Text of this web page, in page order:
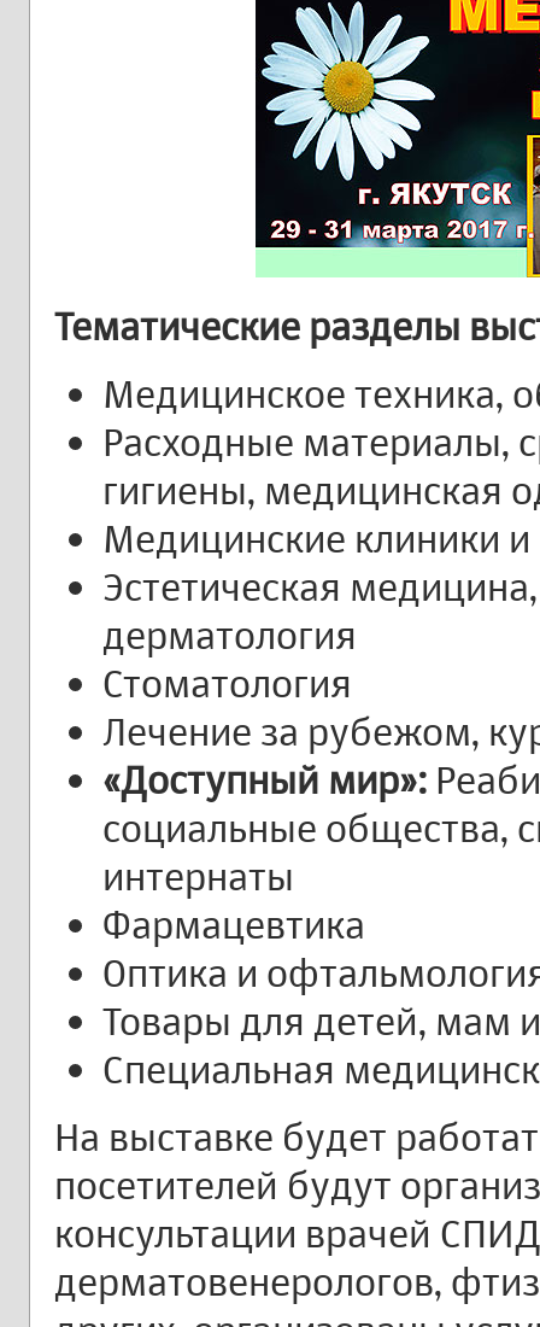
Тематические разделы
Медицинское техника,
Расходные материалы,
гигиены, медицинская
Медицинские клиники и
Эстетическая
дерматология
Стоматология
Лечение за рубежом,
«Доступный мир»:
социальные общества,
интернаты
Фармацевтика
Оптика и
Товары для детей, мам
Специальная
На выставке будет
посетителей будут
консультации врачей
дерматовенерологов,